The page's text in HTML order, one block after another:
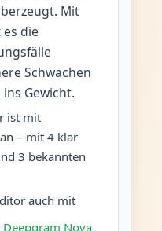
Mit
die
Schwächen
Gewicht.
ist mit
– mit 4 klar
3 bekannten
auch mit
Deepgram Nova